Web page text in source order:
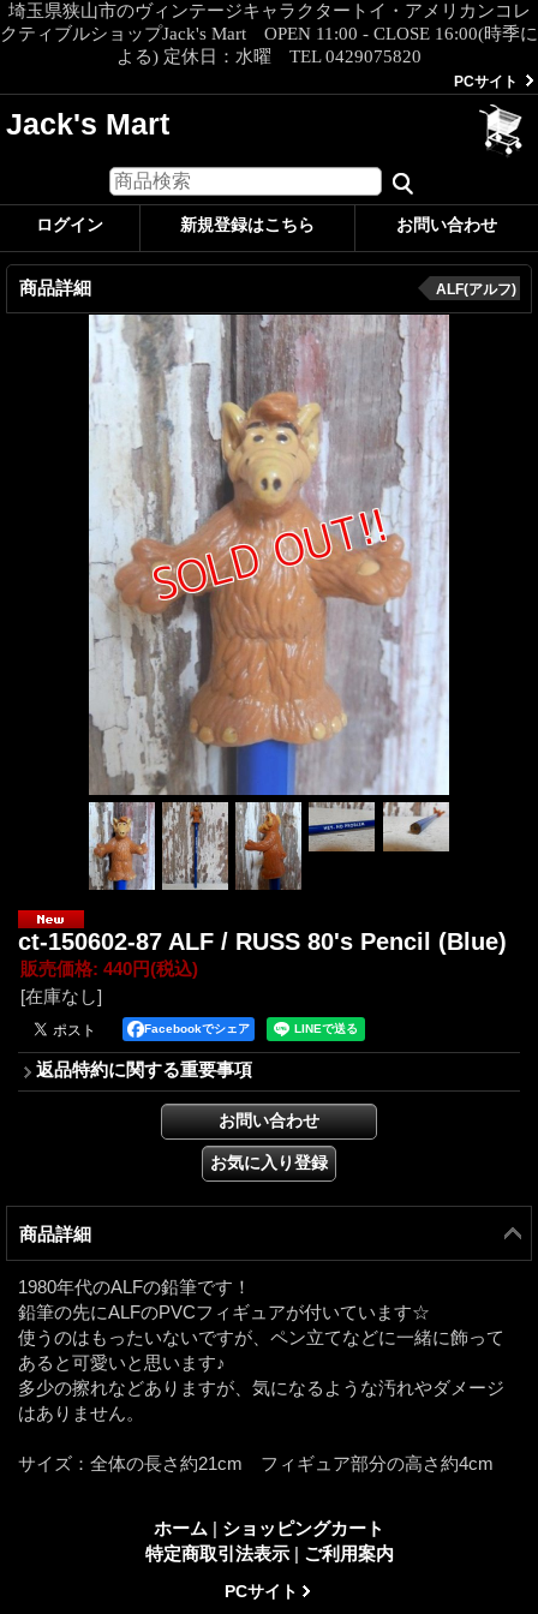
埼玉県狭山市のヴィンテージキャラクタートイ・アメリカンコレ
クティブルショップJack's Mart OPEN 11:00 - CLOSE 16:00(時季に
よる) 定休日：水曜 TEL 0429075820
PCサイト
Jack's Mart
ログイン 新規登録はこちら お問い合わせ
商品詳細 ALF(アルフ)
ct-150602-87 ALF / RUSS 80's Pencil (Blue)
販売価格: 440円(税込)
[在庫なし]
Facebookでシェア
返品特約に関する重要事項
商品詳細
1980年代のALFの鉛筆です！
鉛筆の先にALFのPVCフィギュアが付いています☆
使うのはもったいないですが、ペン立てなどに一緒に飾って
あると可愛いと思います♪
多少の擦れなどありますが、気になるような汚れやダメージ
はありません。
サイズ：全体の長さ約21cm フィギュア部分の高さ約4cm
ホーム | ショッピングカート
特定商取引法表示 | ご利用案内
PCサイト